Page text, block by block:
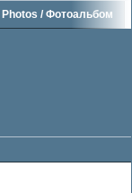
Photos / Фотоальбом